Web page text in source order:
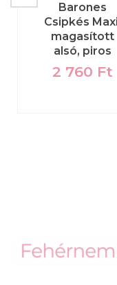
Barones
Csipkés
magasított
alsó, piros
2 760 Ft